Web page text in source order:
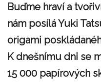
Buďme hraví a
nám posílá Yuki
origami
K dnešnímu dni se
15 000 papírových